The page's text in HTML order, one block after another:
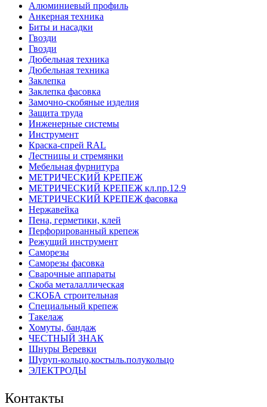
Алюминиевый профиль
Анкерная техника
Биты и насадки
Гвозди
Гвозди
Дюбельная техника
Дюбельная техника
Заклепка
Заклепка фасовка
Замочно-скобяные изделия
Защита труда
Инженерные системы
Инструмент
Краска-спрей RAL
Лестницы и стремянки
Мебельная фурнитура
МЕТРИЧЕСКИЙ КРЕПЕЖ
МЕТРИЧЕСКИЙ КРЕПЕЖ кл.пр.12.9
МЕТРИЧЕСКИЙ КРЕПЕЖ фасовка
Нержавейка
Пена, герметики, клей
Перфорированный крепеж
Режущий инструмент
Саморезы
Саморезы фасовка
Сварочные аппараты
Скоба металаллическая
СКОБА строительная
Специальный крепеж
Такелаж
Хомуты, бандаж
ЧЕСТНЫЙ ЗНАК
Шнуры Веревки
Шуруп-кольцо,костыль.полукольцо
ЭЛЕКТРОДЫ
Контакты